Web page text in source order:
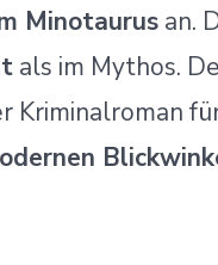
Minotaurus an.
als im Mythos.
Kriminalroman